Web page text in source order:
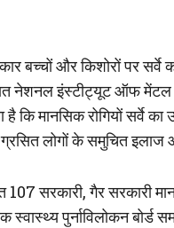
बच्चों और किशोरों पर
इंस्टीट्यूट ऑफ मेंटल
मानसिक रोगियों सर्वे
ग्रसित लोगों के समुचित
सरकारी, गैर सरकारी
स्वास्थ्य पुर्नाविलोकन